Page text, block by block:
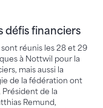
défis financiers
sont réunis les 28 et 29
à Nottwil pour la
mais aussi la
de la fédération ont
de la
Remund,
financiers